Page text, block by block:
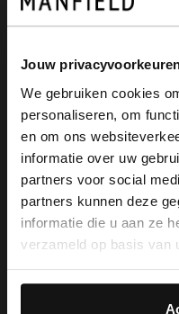
Jouw
We gebruiken cookies
personaliseren, om
en om ons
informatie over uw
partners voor social
partners kunnen deze
informatie die u aan ze
verzameld op basis van
39.99
View this
It looks like your
you like to switch to
English